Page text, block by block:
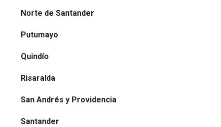
Norte de Santander
Putumayo
Quindío
Risaralda
San Andrés y Providencia
Santander